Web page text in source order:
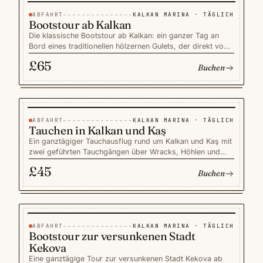
Gegenpol zur Küste — wohl der erfrischendste
Tagesausflug ab Kalkan im Sommer.
TOUREN
ABFAHRT KALKAN MARINA · TÄGLICH
Bootstour ab Kalkan
Die klassische Bootstour ab Kalkan: ein ganzer Tag an
Bord eines traditionellen hölzernen Gulets, der direkt vom
Buchten, die über die Straße nicht erreichbar sind. Ein
dem Sonnensegel serviert, während das Schiff vor Anker
treibt. Kleine Gruppe, englischsprachige Crew und ein
familienfreundliches Tempo — der einfachste und
schönste Weg, die Küste rund um Kalkan an einem
einzigen Tag zu sehen.
£65 Buchen
TOUREN
ABFAHRT KALKAN MARINA · TÄGLICH
Tauchen in Kalkan und Kaş
Ein ganztägiger Tauchausflug rund um Kalkan und Kaş mit
zwei geführten Tauchgängen über Wracks, Höhlen und
englischsprachige Tauchlehrer leiten Kleingruppen, die
willkommen heißen; Schnuppertauchgänge auf Anfrage.
Mittagessen und die komplette Ausrüstung sind
inbegriffen, und das Boot legt direkt vom Hafen Kalkan ab
— einem der klarsten und ruhigsten Abschnitte der
türkischen Küste.
£45 Buchen
TOUREN
ABFAHRT KALKAN MARINA · TÄGLICH
Bootstour zur versunkenen Stadt
Kekova
Eine ganztägige Tour zur versunkenen Stadt Kekova ab